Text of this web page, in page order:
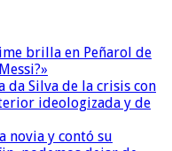
brilla en Peñarol de
da Silva de la crisis con
ideologizada y de
novia y contó su